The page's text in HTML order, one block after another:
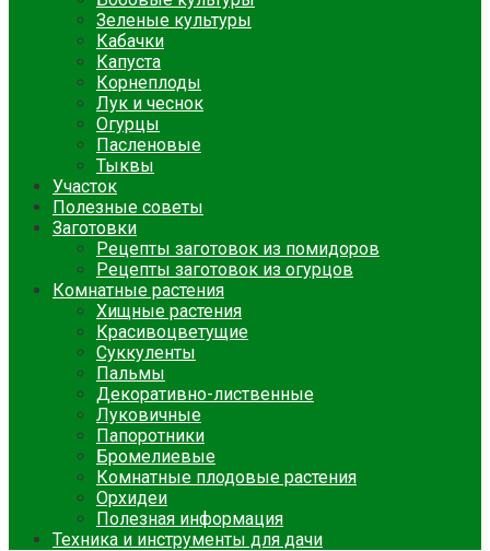
Зеленые культуры
Кабачки
Капуста
Корнеплоды
Лук и чеснок
Огурцы
Пасленовые
Тыквы
Участок
Полезные советы
Заготовки
Рецепты заготовок из помидоров
Рецепты заготовок из огурцов
Комнатные растения
Хищные растения
Красивоцветущие
Суккуленты
Пальмы
Декоративно-лиственные
Луковичные
Папоротники
Бромелиевые
Комнатные плодовые растения
Орхидеи
Полезная информация
Техника и инструменты для дачи